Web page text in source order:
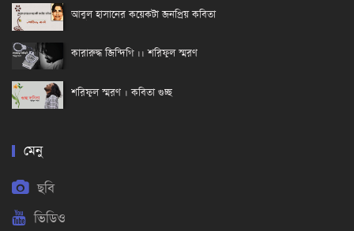
আবুল হাসানের কয়েকটা জনপ্রিয় কবিতা
কারারুদ্ধ জিন্দিগি ।। শরিফুল স্মরণ
শরিফুল স্মরণ । কবিতা গুচ্ছ
মেনু
ছবি
ভিডিও